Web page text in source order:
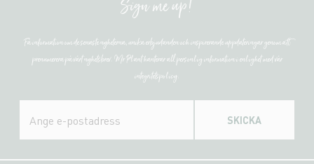
Sign me up!
Få information om de senaste nyheterna, unika erbjudanden och inspirerande uppdateringar genom att
prenumerera på vårt nyhetsbrev. Mr Plant hanterar all personlig information i enlighet med vår
integritetspolicy.
SKICKA